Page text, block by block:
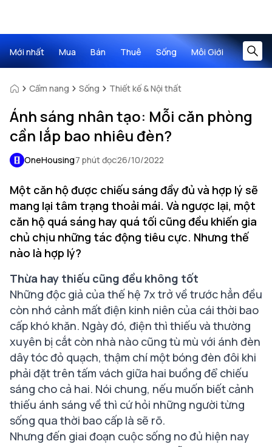
Mới nhất Mua Bán Thuê Sống Môi Giới
Cẩm nang Sống Thiết kế & Nội thất
Ánh sáng nhân tạo: Mỗi căn phòng
cần lắp bao nhiêu đèn?
OneHousing7 phút đọc26/10/2022
Một căn hộ được chiếu sáng đầy đủ và hợp lý sẽ
mang lại tâm trạng thoải mái. Và ngược lại, một
căn hộ quá sáng hay quá tối cũng đều khiến gia
chủ chịu những tác động tiêu cực. Nhưng thế
nào là hợp lý?
Thừa hay thiếu cũng đều không tốt
Những độc giả của thế hệ 7x trở về trước hẳn đều
còn nhớ cảnh mất điện kinh niên của cái thời bao
cấp khó khăn. Ngày đó, điện thì thiếu và thường
xuyên bị cắt còn nhà nào cũng tù mù với ánh đèn
dây tóc đỏ quạch, thậm chí một bóng đèn đôi khi
phải đặt trên tấm vách giữa hai buồng để chiếu
sáng cho cả hai. Nói chung, nếu muốn biết cảnh
thiếu ánh sáng về thì cứ hỏi những người từng
sống qua thời bao cấp là sẽ rõ.
Nhưng đến giai đoạn cuộc sống no đủ hiện nay